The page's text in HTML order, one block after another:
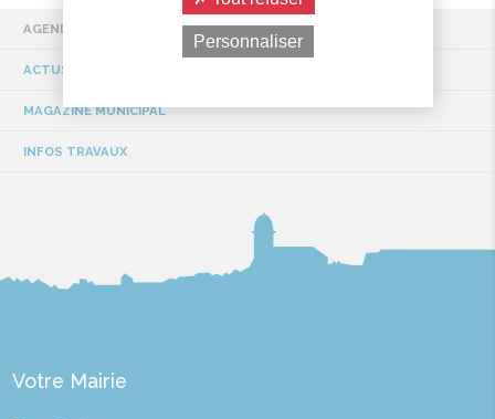
AGENDA
ACTUS / EVÉNEMENTS
MAGAZINE MUNICIPAL
INFOS TRAVAUX
Votre Mairie
Personnaliser